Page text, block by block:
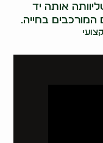
אותה יד
בחייה.